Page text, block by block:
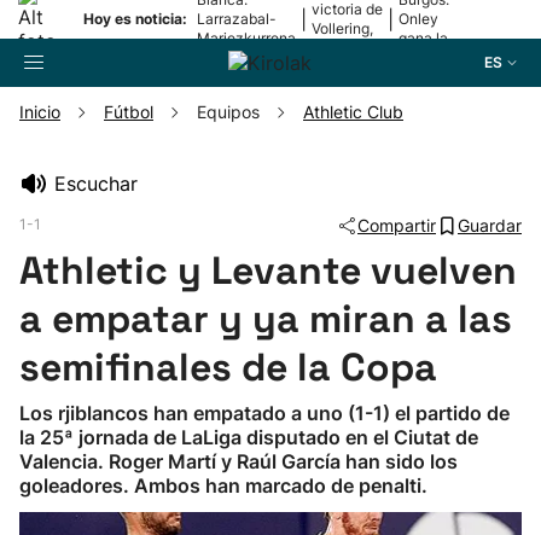
Hoy es noticia:
Larrazabal-
Mariezkurrena
II, a la final
victoria de
Vollering,
Onley
gana la
ES
Pelota
Remo
Baloncesto
Ciclismo
Inicio Fútbol Equipos Athletic Club
Escuchar
1-1 Compartir Guardar
Athletic y Levante vuelven
a empatar y ya miran a las
semifinales de la Copa
Los rjiblancos han empatado a uno (1-1) el partido de
la 25ª jornada de LaLiga disputado en el Ciutat de
Valencia. Roger Martí y Raúl García han sido los
goleadores. Ambos han marcado de penalti.